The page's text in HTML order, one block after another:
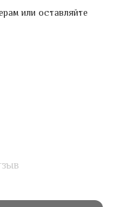
или оставляйте